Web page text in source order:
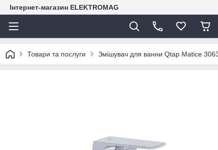
Інтернет-магазин ELEKTROMAG
Товари та послуги Змішувач для ванни Qtap Matice